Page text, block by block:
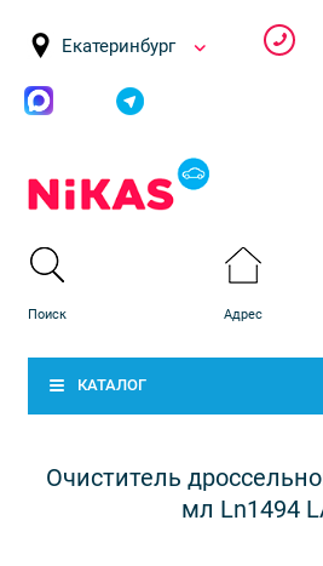
Екатеринбург
КАТАЛОГ
Очиститель
мл Ln1494